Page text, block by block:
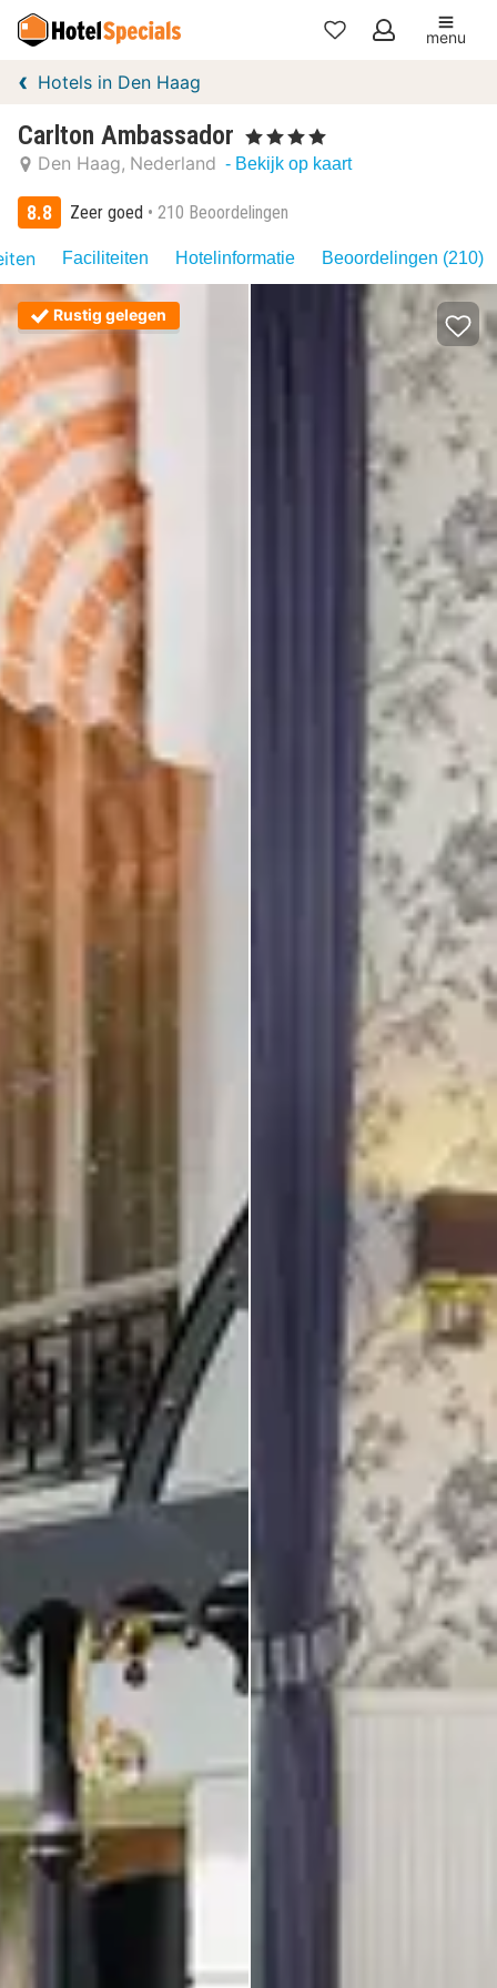
Mijn
menu
Hotels in Den Haag
Carlton Ambassador , 4 Sterren
Den Haag Nederland - Bekijk op kaart
8.8 Zeer goed 210 Beoordelingen
Faciliteiten Hotelinformatie Beoordelingen (210)
Rustig gelegen